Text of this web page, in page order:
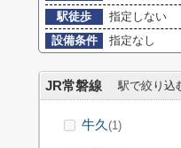
駅徒歩
指定しない
設備条件
指定なし
JR常磐線 駅で絞り込
牛久 (1)